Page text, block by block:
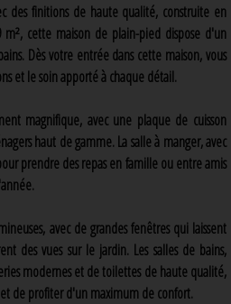
des finitions de haute qualité, construite en
cette maison de plain-pied dispose d'un
Dès votre entrée dans cette maison, vous
et le soin apporté à chaque détail.
magnifique, avec une plaque de cuisson
haut de gamme. La salle à manger, avec
prendre des repas en famille ou entre amis
avec de grandes fenêtres qui laissent
des vues sur le jardin. Les salles de bains,
modernes et de toilettes de haute qualité,
de profiter d'un maximum de confort.